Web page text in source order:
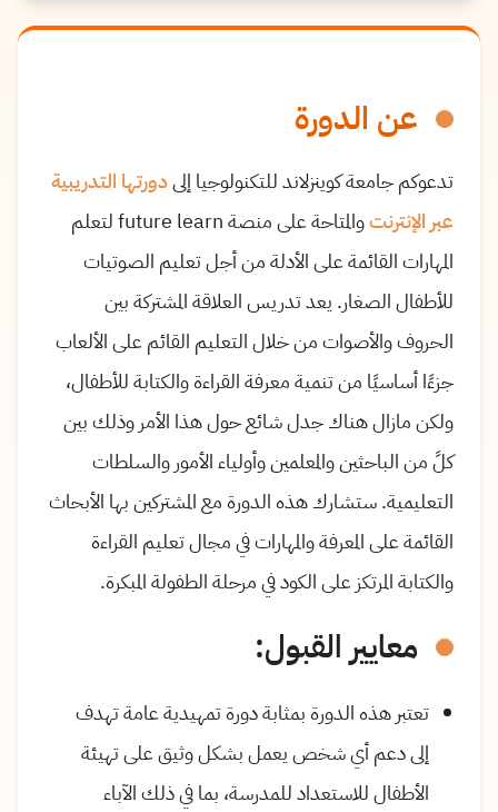
عن الدورة
تدعوكم جامعة كوينزلاند للتكنولوجيا إلىدورتها التدريبية
عبر الإنترنت
والمتاحة على منصة future learn لتعلم
المهارات القائمة على الأدلة من أجل تعليم الصوتيات
للأطفال الصغار. يعد تدريس العلاقة المشتركة بين
الحروف والأصوات من خلال التعليم القائم على الألعاب
جزءًا أساسيًا من تنمية معرفة القراءة والكتابة للأطفال،
ولكن مازال هناك جدل شائع حول هذا الأمر وذلك بين
كلً من الباحثين والمعلمين وأولياء الأمور والسلطات
التعليمية. ستشارك هذه الدورة مع المشتركين بها الأبحاث
القائمة على المعرفة والمهارات في مجال تعليم القراءة
والكتابة المرتكز على الكود في مرحلة الطفولة المبكرة.
معايير القبول:
تعتبر هذه الدورة بمثابة دورة تمهيدية عامة تهدف
إلى دعم أي شخص يعمل بشكل وثيق على تهيئة
الأطفال للاستعداد للمدرسة، بما في ذلك الآباء